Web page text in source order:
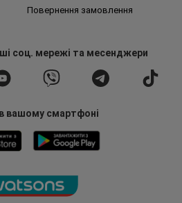
Повернення замовлення
соц. мережі та месенджери
вашому смартфоні